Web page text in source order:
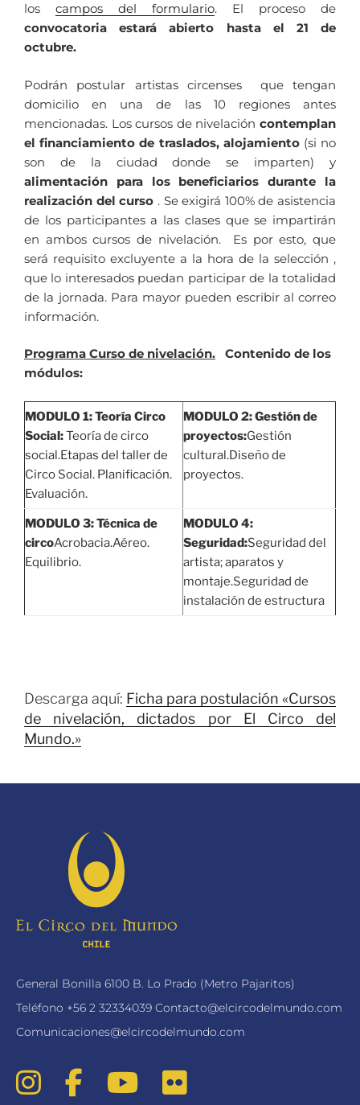
los campos del formulario. El proceso de
convocatoria estará abierto hasta el 21 de
octubre.
Podrán postular artistas circenses que tengan
domicilio en una de las 10 regiones antes
mencionadas. Los cursos de nivelación contemplan
el financiamiento de traslados, alojamiento(si no
son de la ciudad donde se imparten) y
alimentación para los beneficiarios durante la
realización del curso . Se exigirá 100% de asistencia
de los participantes a las clases que se impartirán
en ambos cursos de nivelación. Es por esto, que
será requisito excluyente a la hora de la selección ,
que lo interesados puedan participar de la totalidad
de la jornada. Para mayor pueden escribir al correo
información.
Programa Curso de nivelación.
Contenido de los
módulos:
MODULO 1:Teoría Circo
Social:Teoría de circo
social.Etapas del taller de
Circo Social. Planificación.
Evaluación.
MODULO 2:Gestión de
proyectos:Gestión
cultural.Diseño de
proyectos.
MODULO 3:Técnica de
circoAcrobacia.Aéreo.
Equilibrio.
MODULO 4:
Seguridad:Seguridad del
artista; aparatos y
montaje.Seguridad de
instalación de estructura
Descarga aquí: Ficha para postulación «Cursos
de nivelación, dictados por El Circo del
Mundo.»
General Bonilla 6100 B. Lo Prado (Metro Pajaritos)
Teléfono +56 2 32334039 Contacto@elcircodelmundo.com
Comunicaciones@elcircodelmundo.com